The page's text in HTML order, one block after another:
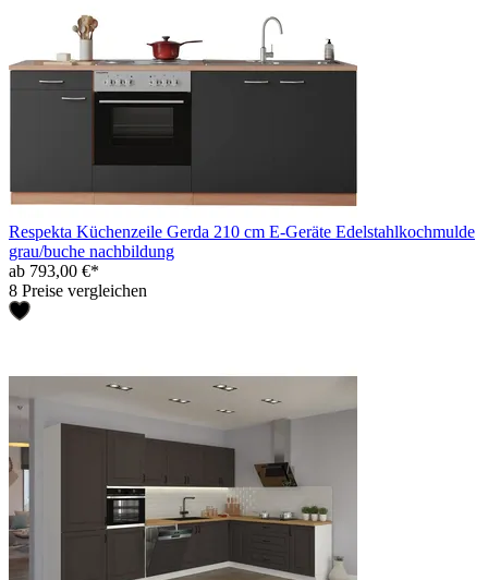
Respekta Küchenzeile Gerda 210 cm E-Geräte Edelstahlkochmulde
grau/buche nachbildung
ab 793,00 €*
8 Preise vergleichen